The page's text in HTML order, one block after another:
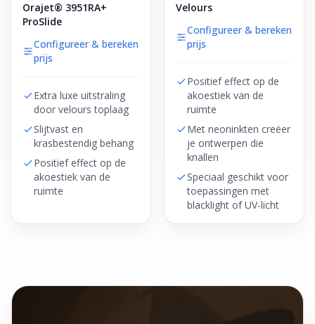
Orajet® 3951RA+
ProSlide
Configureer & bereken
prijs
Extra luxe uitstraling
door velours toplaag
Slijtvast en
krasbestendig behang
Positief effect op de
akoestiek van de
ruimte
Velours
Configureer & bereken
prijs
Positief effect op de
akoestiek van de
ruimte
Met neoninkten creëer
je ontwerpen die
knallen
Speciaal geschikt voor
toepassingen met
blacklight of UV-licht